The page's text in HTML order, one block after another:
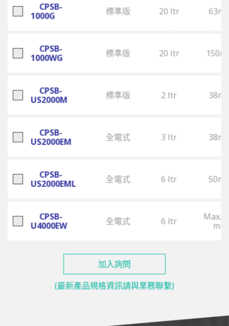
CPSB-
1000G
標準版 20 ltr
CPSB-
1000WG
標準版 20 ltr
CPSB-
US2000M
標準版 2 ltr
CPSB-
US2000EM
全電式 3 ltr
CPSB-
US2000EML
全電式 6 ltr
CPSB-
U4000EW
全電式 6 ltr
Max.
mm
加入詢問
(最新產品規格資訊請與業務聯繫)